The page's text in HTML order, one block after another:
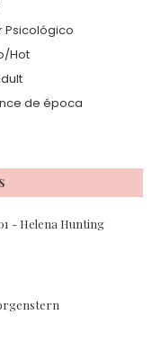
Psicológico
Hot
de época
- Helena Hunting